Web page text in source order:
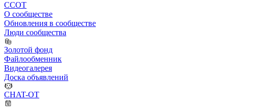
ССОТ
О сообществе
Обновления в сообществе
Люди сообщества
Золотой фонд
Файлообменник
Видеогалерея
Доска объявлений
CHAT-OT